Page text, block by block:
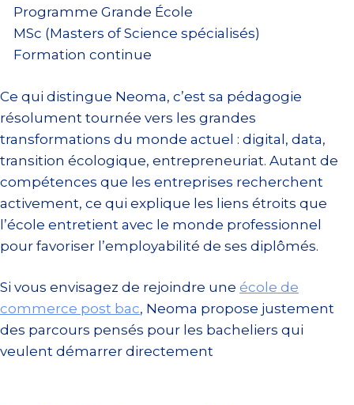
Programme Grande École
MSc (Masters of Science spécialisés)
Formation continue
Ce qui distingue Neoma, c’est sa pédagogie
résolument tournée vers les grandes
transformations du monde actuel : digital, data,
transition écologique, entrepreneuriat. Autant de
compétences que les entreprises recherchent
activement, ce qui explique les liens étroits que
l’école entretient avec le monde professionnel
pour favoriser l’employabilité de ses diplômés.
Si vous envisagez de rejoindre une école de
commerce post bac, Neoma propose justement
des parcours pensés pour les bacheliers qui
veulent démarrer directement